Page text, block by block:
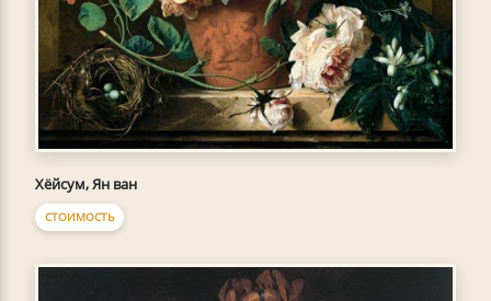
Хёйсум, Ян ван
СТОИМОСТЬ